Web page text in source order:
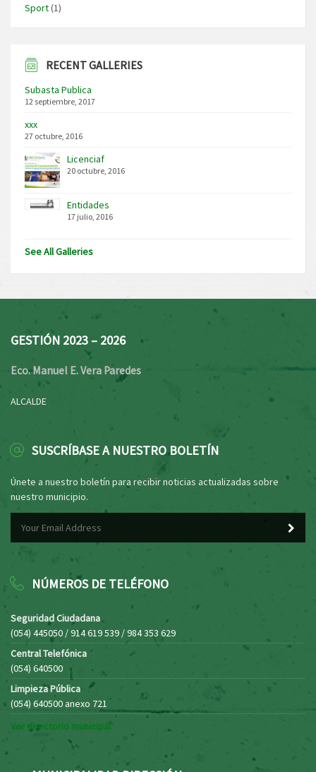
Sport(1)
RECENT GALLERIES
Subasta Publica
12 septiembre, 2017
xxx
27 octubre, 2016
Licenciaf
20 octubre, 2016
Entidades
17 julio, 2016
See All Galleries
GESTIÓN 2023 – 2026
Eco. Manuel E. Vera Paredes
ALCALDE
SUSCRÍBASE A NUESTRO BOLETÍN
Únete a nuestro boletín para recibir noticias actualizadas sobre
nuestro municipio.
NÚMEROS DE TELÉFONO
Seguridad Ciudadana
(054) 445050 / 914 619 539 / 984 353 629
Central Telefónica
(054) 640500
Limpieza Pública
(054) 640500 anexo 721
Ver directorio municipal